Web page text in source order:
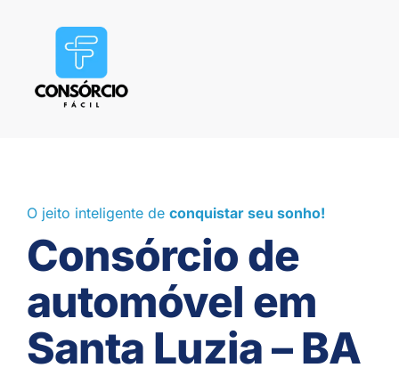
O jeito inteligente de conquistar seu sonho!
Consórcio de
automóvel em
Santa Luzia – BA